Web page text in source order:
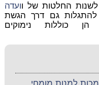
לשנות החלטות של וועדה
להתגלות גם דרך הגשת
כוללות נימוקים